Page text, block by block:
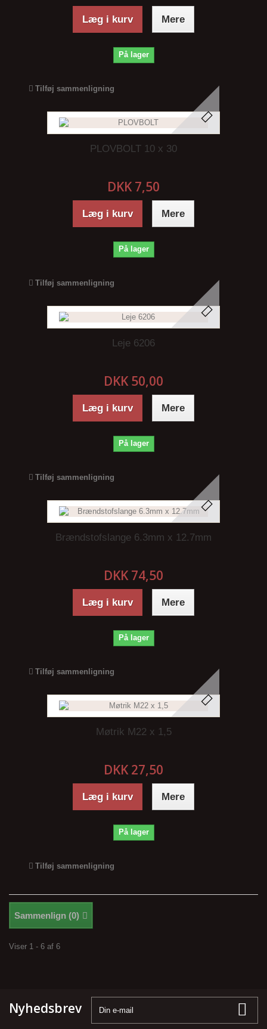
Læg i kurv Mere
På lager
Tilføj sammenligning
PLOVBOLT 10 x 30
DKK 7,50
Læg i kurv Mere
På lager
Tilføj sammenligning
Leje 6206
DKK 50,00
Læg i kurv Mere
På lager
Tilføj sammenligning
Brændstofslange 6.3mm x 12.7mm
DKK 74,50
Læg i kurv Mere
På lager
Tilføj sammenligning
Møtrik M22 x 1,5
DKK 27,50
Læg i kurv Mere
På lager
Tilføj sammenligning
Sammenlign (0)
Viser 1 - 6 af 6
Nyhedsbrev